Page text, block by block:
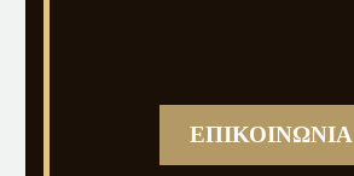
ΕΠΙΚΟΙΝΩΝΙΑ